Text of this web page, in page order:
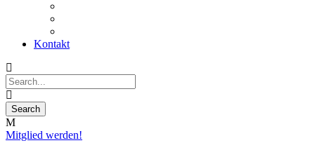
Kontakt
Mitglied werden!